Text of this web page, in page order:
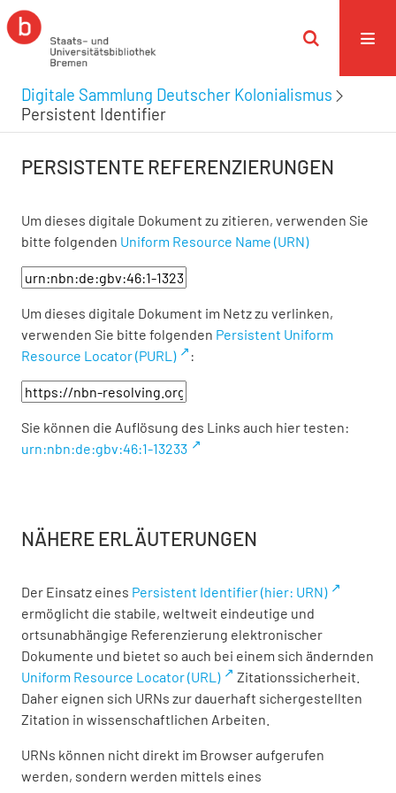
Digitale Sammlung Deutscher Kolonialismus
Persistent Identifier
PERSISTENTE REFERENZIERUNGEN
Um dieses digitale Dokument zu zitieren, verwenden Sie
bitte folgenden Uniform Resource Name (URN)
Um dieses digitale Dokument im Netz zu verlinken,
verwenden Sie bitte folgenden Persistent Uniform
Resource Locator (PURL)
:
Sie können die Auflösung des Links auch hier testen:
urn:nbn:de:gbv:46:1-13233
NÄHERE ERLÄUTERUNGEN
Der Einsatz eines Persistent Identifier (hier: URN)
ermöglicht die stabile, weltweit eindeutige und
ortsunabhängige Referenzierung elektronischer
Dokumente und bietet so auch bei einem sich ändernden
Uniform Resource Locator (URL)
Zitationssicherheit.
Daher eignen sich URNs zur dauerhaft sichergestellten
Zitation in wissenschaftlichen Arbeiten.
URNs können nicht direkt im Browser aufgerufen
werden, sondern werden mittels eines